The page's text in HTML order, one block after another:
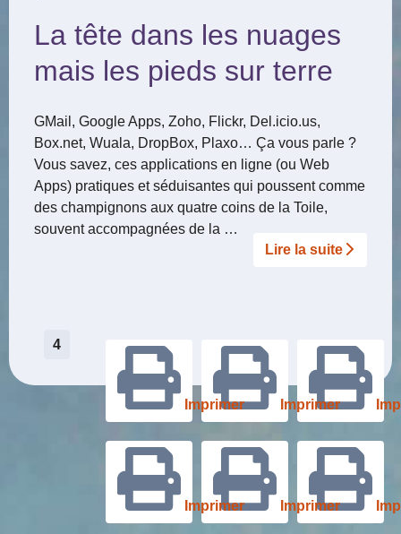
La tête dans les nuages
mais les pieds sur terre
GMail, Google Apps, Zoho, Flickr, Del.icio.us,
Box.net, Wuala, DropBox, Plaxo… Ça vous parle ?
Vous savez, ces applications en ligne (ou Web
Apps) pratiques et séduisantes qui poussent comme
des champignons aux quatre coins de la Toile,
souvent accompagnées de la …
Lire la suite­­
Pagination
des
publications
Imprimer
Imprimer
4
Imprimer
Imprimer